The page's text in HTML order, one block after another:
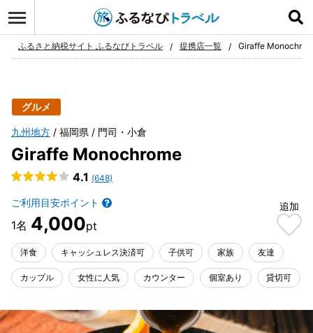
お気に入り
ふるさと納税サイト ふるなびトラベル 提携店一覧 Giraffe
グルメ
九州地方 福岡県 門司・小倉
Giraffe Monochrome
4.1 (648)
ご利用目安ポイント
4,000
追加
洋食 キャッシュレス決済可 子供可 家族 友達
カップル 女性に人気 カウンター 個室あり 貸切可